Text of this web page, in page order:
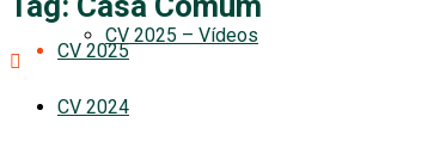
CV 2025 – Vídeos
CV 2024
CV 2025